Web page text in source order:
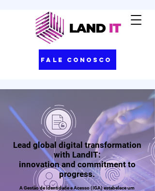
Fale Conosco
Lead global digital transformation
with LandIT:
innovation and commitment to
progress.
A Gestão de Identidade e Acesso (IGA) estabelece um